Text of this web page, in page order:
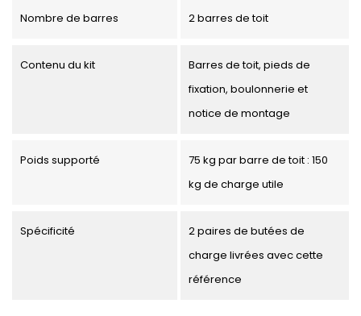
Nombre de barres 2 barres de toit
Contenu du kit
Barres de toit, pieds de
fixation, boulonnerie et
notice de montage
Poids supporté
75 kg par barre de toit : 150
kg de charge utile
Spécificité
2 paires de butées de
charge livrées avec cette
référence